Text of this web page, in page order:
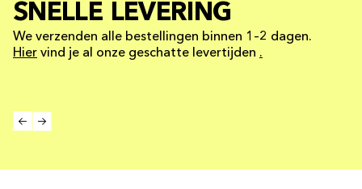
SNELLE LEVERING
We verzenden alle bestellingen binnen 1–2 dagen.
Hier vind je al onze geschatte levertijden .